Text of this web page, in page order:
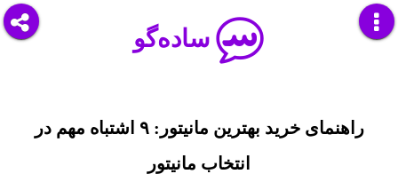
ساده‌گو
راهنمای خرید بهترین مانیتور: ۹ اشتباه مهم در
انتخاب مانیتور